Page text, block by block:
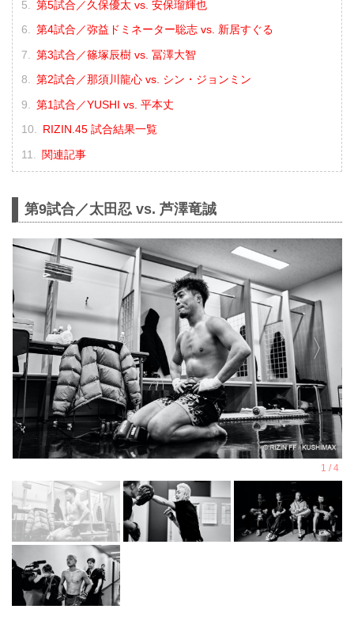
第5試合／久保優太 vs. 安保瑠輝也
第4試合／弥益ドミネーター聡志 vs. 新居すぐる
第3試合／篠塚辰樹 vs. 冨澤大智
第2試合／那須川龍心 vs. シン・ジョンミン
第1試合／YUSHI vs. 平本丈
RIZIN.45 試合結果一覧
関連記事
第9試合／太田忍 vs. 芦澤竜誠